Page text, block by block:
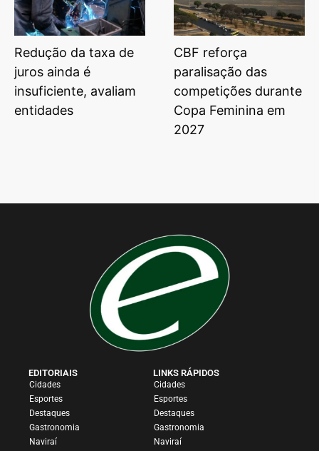
Redução da taxa de
juros ainda é
insuficiente, avaliam
entidades
CBF reforça
paralisação das
competições durante
Copa Feminina em
2027
EDITORIAIS
Cidades
Esportes
Destaques
Gastronomia
Naviraí
LINKS RÁPIDOS
Cidades
Esportes
Destaques
Gastronomia
Naviraí